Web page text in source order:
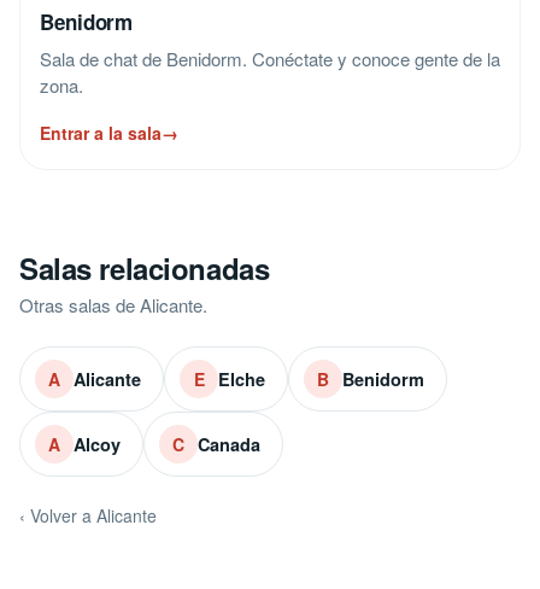
Benidorm
Sala de chat de Benidorm. Conéctate y conoce gente de la
zona.
Entrar a la sala→
Salas relacionadas
Otras salas de Alicante.
A Alicante E Elche B Benidorm
A Alcoy C Canada
‹ Volver a Alicante